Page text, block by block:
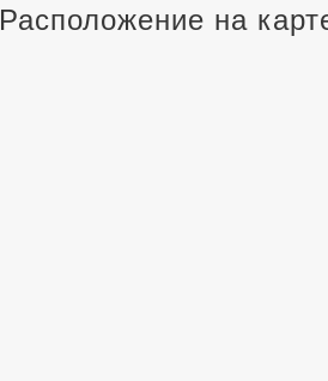
Расположение на